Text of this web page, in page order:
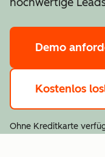
Demo
Kostenlos
Ohne Kreditkarte